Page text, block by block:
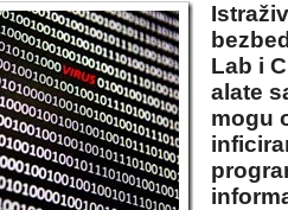
Lab i
alate
mogu